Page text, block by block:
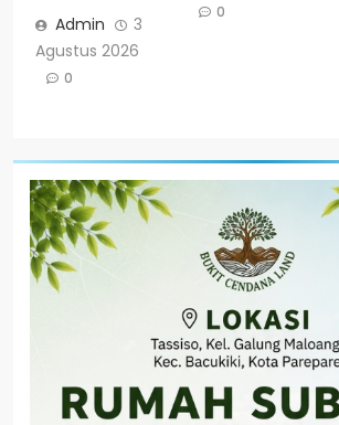
Admin
3
Agustus 2026
0
0